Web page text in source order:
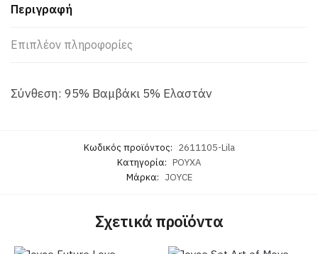
ποσότητα
Περιγραφή
Επιπλέον πληροφορίες
Σύνθεση: 95% Βαμβάκι 5% Ελαστάν
Κωδικός προϊόντος: 2611105-Lila
Κατηγορία: ΡΟΥΧΑ
Μάρκα: JOYCE
Σχετικά προϊόντα